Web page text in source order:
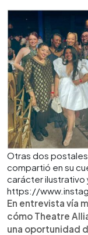
Otras dos
compartió en su
carácter ilustrativo
https://
En entrevista vía
cómo Theatre
una oportunidad